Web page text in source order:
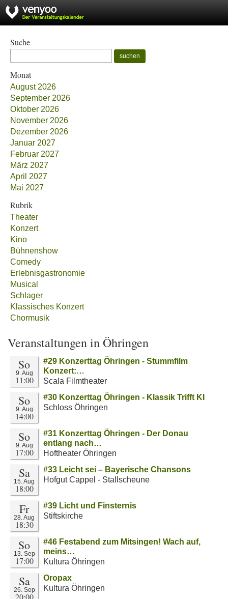
Suche
suchen
Monat
August 2026
September 2026
Oktober 2026
November 2026
Dezember 2026
Januar 2027
Februar 2027
März 2027
April 2027
Mai 2027
Rubrik
Theater
Konzert
Kino
Bühnenshow
Comedy
Erlebnisgastronomie
Musical
Schlager
Klassisches Konzert
Chormusik
Veranstaltungen in Öhringen
So
9. Aug
11:00
#29 Konzerttag Öhringen - Stummfilm
Konzert:…
Scala Filmtheater
So
9. Aug
14:00
#30 Konzerttag Öhringen - Klassik Trifft KI
Schloss Öhringen
So
9. Aug
17:00
#31 Konzerttag Öhringen - Der Donau
entlang nach…
Hoftheater Öhringen
Sa
15. Aug
18:00
#33 Leicht sei – Bayerische Chansons
Hofgut Cappel - Stallscheune
Fr
28. Aug
18:30
#39 Licht und Finsternis
Stiftskirche
So
13. Sep
17:00
#46 Festabend zum Mitsingen! Wach auf,
meins…
Kultura Öhringen
Sa
26. Sep
20:00
Oropax
Kultura Öhringen